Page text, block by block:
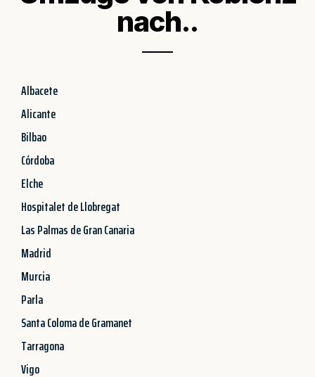
nach..
Albacete
Alicante
Bilbao
Córdoba
Elche
Hospitalet de Llobregat
Las Palmas de Gran Canaria
Madrid
Murcia
Parla
Santa Coloma de Gramanet
Tarragona
Vigo